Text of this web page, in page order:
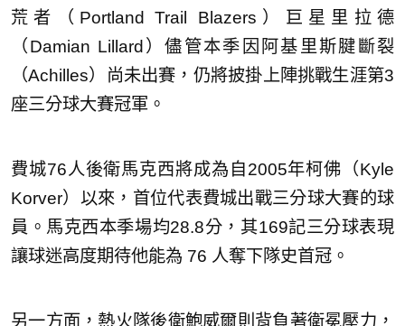
荒者（Portland Trail Blazers）巨星里拉德
（Damian Lillard）儘管本季因阿基里斯腱斷裂
（Achilles）尚未出賽，仍將披掛上陣挑戰生涯第3
座三分球大賽冠軍。
費城76人後衛馬克西將成為自2005年柯佛（Kyle
Korver）以來，首位代表費城出戰三分球大賽的球
員。馬克西本季場均28.8分，其169記三分球表現
讓球迷高度期待他能為 76 人奪下隊史首冠。
另一方面，熱火隊後衛鮑威爾則背負著衛冕壓力，